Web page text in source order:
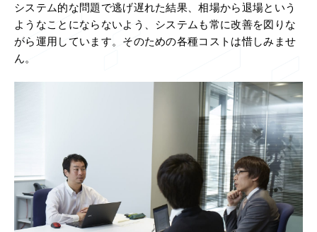
システム的な問題で逃げ遅れた結果、相場から退場という
ようなことにならないよう、システムも常に改善を図りな
がら運用しています。そのための各種コストは惜しみませ
ん。